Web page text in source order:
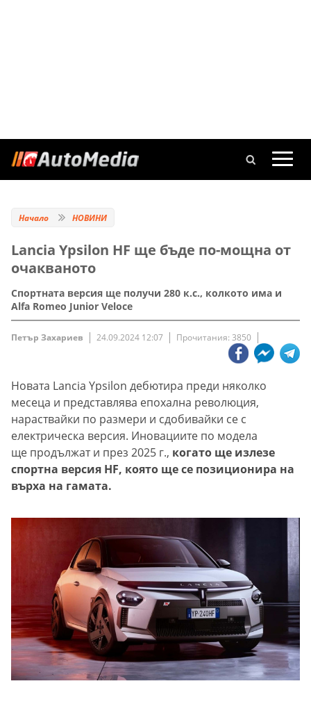
Начало НОВИНИ
Lancia Ypsilon HF ще бъде по-мощна от
очакваното
Спортната версия ще получи 280 к.с., колкото има и
Alfa Romeo Junior Veloce
Петър Захариев 24.09.2024 12:07 Прочитания: 3850
Новата Lancia Ypsilon дебютира преди няколко
месеца и представлява епохална революция,
нараствайки по размери и сдобивайки се с
електрическа версия. Иновациите по модела
ще продължат и през 2025 г., когато ще излезе
спортна версия HF, която ще се позиционира на
върха на гамата.